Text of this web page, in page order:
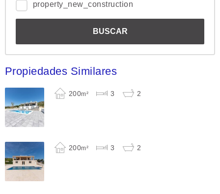
property_new_construction
Propiedades Similares
200m² 3 2
200m² 3 2